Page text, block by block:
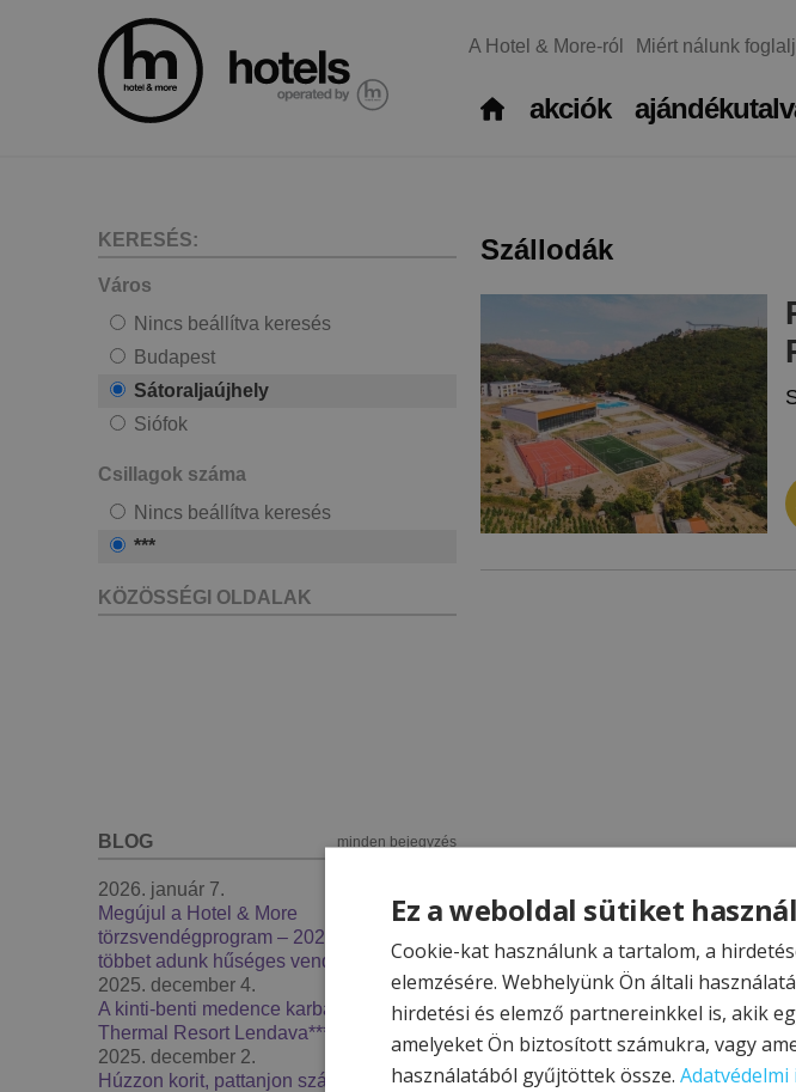
A Hotel & More-ról Miért nálunk
akciók
Szállodák
KERESÉS:
Város
Nincs beállítva keresés
Budapest
Sátoraljaújhely
Siófok
Csillagok száma
Nincs beállítva keresés
***
KÖZÖSSÉGI OLDALAK
BLOG minden bejegyzés
2026. január 7.
Megújul a Hotel & More
törzsvendégprogram – 2026-ban még
többet adunk hűséges vendégeinknek
2025. december 4.
A kinti-benti medence karbantartás -
Thermal Resort Lendava***
2025. december 2.
Húzzon korit, pattanjon szánkóra – Élje át
Ez a weboldal sütiket használ
Cookie-kat használunk a tartalom, a
elemzésére. Webhelyünk Ön általi
hirdetési és elemző partnereinkkel is, akik
amelyeket Ön biztosított számukra, vagy
használatából gyűjtöttek össze.